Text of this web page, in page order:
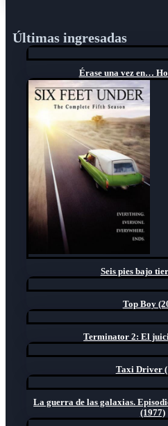
Últimas ingresadas
Érase una vez en…
Seis pies bajo
Top Boy
Terminator 2: El
Taxi Driver
La guerra de las galaxias.
(1977)